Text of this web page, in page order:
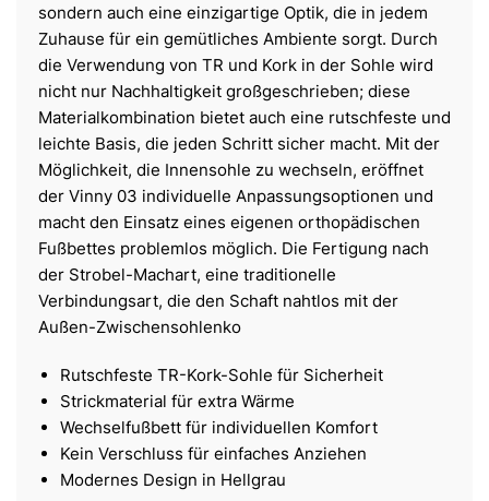
sondern auch eine einzigartige Optik, die in jedem
Zuhause für ein gemütliches Ambiente sorgt. Durch
die Verwendung von TR und Kork in der Sohle wird
nicht nur Nachhaltigkeit großgeschrieben; diese
Materialkombination bietet auch eine rutschfeste und
leichte Basis, die jeden Schritt sicher macht. Mit der
Möglichkeit, die Innensohle zu wechseln, eröffnet
der Vinny 03 individuelle Anpassungsoptionen und
macht den Einsatz eines eigenen orthopädischen
Fußbettes problemlos möglich. Die Fertigung nach
der Strobel-Machart, eine traditionelle
Verbindungsart, die den Schaft nahtlos mit der
Außen-Zwischensohlenko
Rutschfeste TR-Kork-Sohle für Sicherheit
Strickmaterial für extra Wärme
Wechselfußbett für individuellen Komfort
Kein Verschluss für einfaches Anziehen
Modernes Design in Hellgrau